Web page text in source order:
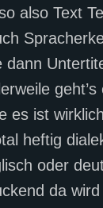
also Text
dann
es ist
heftig
oder
da